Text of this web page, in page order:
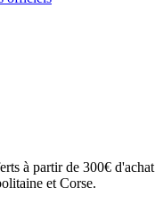
à partir de 300€ d'achat
et Corse.